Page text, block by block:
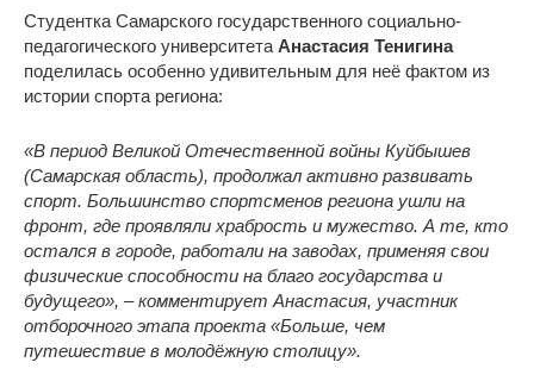
Студентка Самарского государственного социально-
педагогического университета Анастасия Тенигина
поделилась особенно удивительным для неё фактом из
истории спорта региона:
«В период Великой Отечественной войны Куйбышев
(Самарская область), продолжал активно развивать
спорт. Большинство спортсменов региона ушли на
фронт, где проявляли храбрость и мужество. А те, кто
остался в городе, работали на заводах, применяя свои
физические способности на благо государства и
будущего», – комментирует Анастасия, участник
отборочного этапа проекта «Больше, чем
путешествие в молодёжную столицу».